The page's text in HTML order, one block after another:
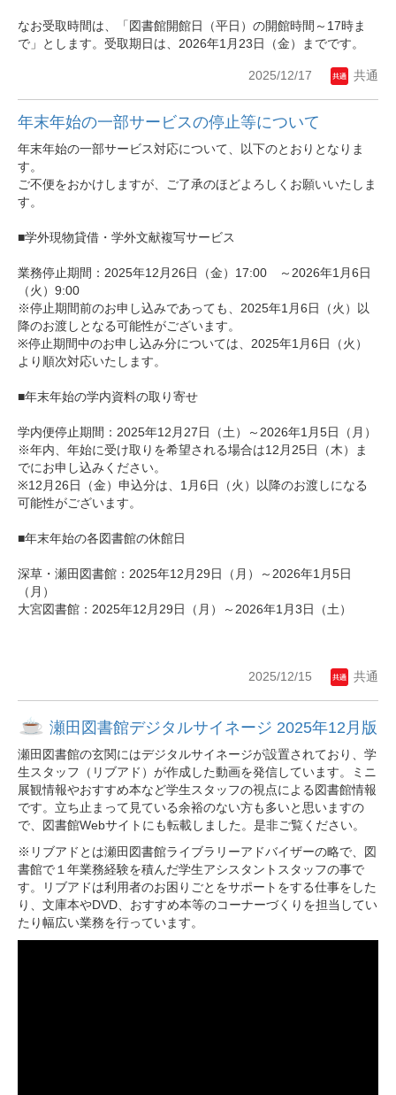
なお受取時間は、「図書館開館日（平日）の開館時間～17時ま
で」とします。受取期日は、2026年1月23日（金）までです。
2025/12/17 共通
年末年始の一部サービスの停止等について
年末年始の一部サービス対応について、以下のとおりとなりま
す。
ご不便をおかけしますが、ご了承のほどよろしくお願いいたしま
す。
■学外現物貸借・学外文献複写サービス
業務停止期間：2025年12月26日（金）17:00 ～2026年1月6日
（火）9:00
※停止期間前のお申し込みであっても、2025年1月6日（火）以
降のお渡しとなる可能性がございます。
※停止期間中のお申し込み分については、2025年1月6日（火）
より順次対応いたします。
■年末年始の学内資料の取り寄せ
学内便停止期間：2025年12月27日（土）～2026年1月5日（月）
※年内、年始に受け取りを希望される場合は12月25日（木）ま
でにお申し込みください。
※12月26日（金）申込分は、1月6日（火）以降のお渡しになる
可能性がございます。
■年末年始の各図書館の休館日
深草・瀬田図書館：2025年12月29日（月）～2026年1月5日
（月）
大宮図書館：2025年12月29日（月）～2026年1月3日（土）
2025/12/15 共通
瀬田図書館デジタルサイネージ 2025年12月版
瀬田図書館の玄関にはデジタルサイネージが設置されており、学
生スタッフ（リブアド）が作成した動画を発信しています。ミニ
展観情報やおすすめ本など学生スタッフの視点による図書館情報
です。立ち止まって見ている余裕のない方も多いと思いますの
で、図書館Webサイトにも転載しました。是非ご覧ください。
※リブアドとは瀬田図書館ライブラリーアドバイザーの略で、図
書館で１年業務経験を積んだ学生アシスタントスタッフの事で
す。リブアドは利用者のお困りごとをサポートをする仕事をした
り、文庫本やDVD、おすすめ本等のコーナーづくりを担当してい
たり幅広い業務を行っています。